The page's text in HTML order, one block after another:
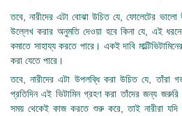
তবে, নারীদের এটা বোঝা উচিত যে, ফোলেটের ভালো
উল্লেখ করার অনুমতি দেওয়া হবে কিনা যে, এই
কমাতে সাহায্য করতে পারে। একই দাবি
করা যেতে পারে।
তবে, নারীদের এটা উপলব্ধি করা উচিত যে, তাঁরা
প্রতিদিন এই ভিটামিন গ্রহণ করা তাঁদের জন্য
সময় থেকেই কাজ করতে শুরু করে, তাই নারীরা যদি